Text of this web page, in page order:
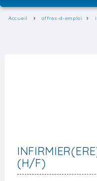
Accueil offres-d-emploi
(H/F)